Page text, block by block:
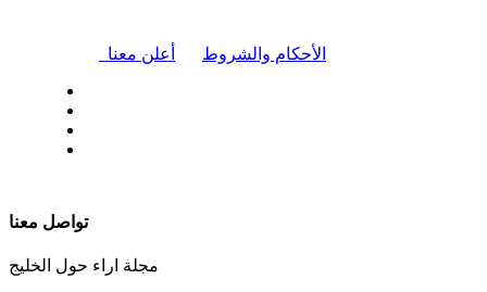
أعلن معنا الأحكام والشروط
تواصل معنا
مجلة اراء حول الخليج